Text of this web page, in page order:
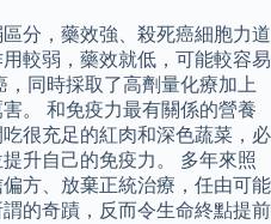
分，藥效強、殺死癌細胞力道
較弱，藥效就低，可能較容易
同時採取了高劑量化療加上
。 和免疫力最有關係的營養
很充足的紅肉和深色蔬菜，必
升自己的免疫力。 多年來照
方、放棄正統治療，任由可能
的奇蹟，反而令生命終點提前